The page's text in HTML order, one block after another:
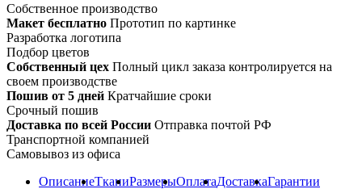
Собственное производство
Макет бесплатно Прототип по картинке
Разработка логотипа
Подбор цветов
Собственный цех Полный цикл заказа контролируется на
своем производстве
Пошив от 5 дней Кратчайшие сроки
Срочный пошив
Доставка по всей России Отправка почтой РФ
Транспортной компанией
Самовывоз из офиса
ОписаниеТканиРазмерыОплатаДоставкаГарантии